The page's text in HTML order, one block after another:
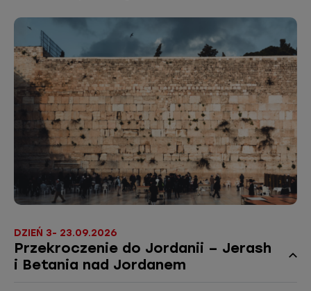
DZIEŃ 3- 23.09.2026
Przekroczenie do Jordanii – Jerash
i Betania nad Jordanem